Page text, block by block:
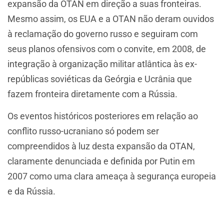
expansão da OTAN em direção a suas fronteiras.
Mesmo assim, os EUA e a OTAN não deram ouvidos
à reclamação do governo russo e seguiram com
seus planos ofensivos com o convite, em 2008, de
integração à organização militar atlântica às ex-
repúblicas soviéticas da Geórgia e Ucrânia que
fazem fronteira diretamente com a Rússia.
Os eventos históricos posteriores em relação ao
conflito russo-ucraniano só podem ser
compreendidos à luz desta expansão da OTAN,
claramente denunciada e definida por Putin em
2007 como uma clara ameaça à segurança europeia
e da Rússia.